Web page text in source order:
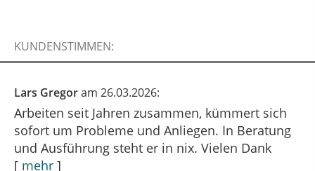
KUNDENSTIMMEN:
Lars Gregoram 26.03.2026:
Arbeiten seit Jahren zusammen, kümmert sich
sofort um Probleme und Anliegen. In Beratung
und Ausführung steht er in nix. Vielen Dank
[ mehr ]